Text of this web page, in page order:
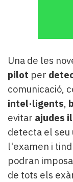
Una de les
pilot per
comunicació,
intel·ligents,
evitar ajudes
detecta el
l'examen i
podran
de tots els